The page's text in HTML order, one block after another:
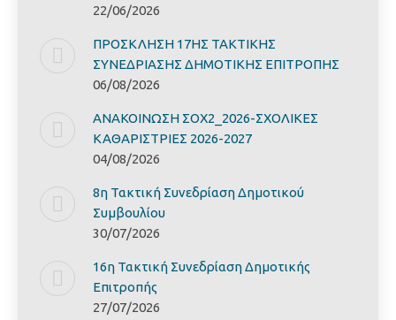
22/06/2026
ΠΡΟΣΚΛΗΣΗ 17ΗΣ ΤΑΚΤΙΚΗΣ
ΣΥΝΕΔΡΙΑΣΗΣ ΔΗΜΟΤΙΚΗΣ ΕΠΙΤΡΟΠΗΣ
06/08/2026
ΑΝΑΚΟΙΝΩΣΗ ΣΟΧ2_2026-ΣΧΟΛΙΚΕΣ
ΚΑΘΑΡΙΣΤΡΙΕΣ 2026-2027
04/08/2026
8η Τακτική Συνεδρίαση Δημοτικού
Συμβουλίου
30/07/2026
16η Τακτική Συνεδρίαση Δημοτικής
Επιτροπής
27/07/2026